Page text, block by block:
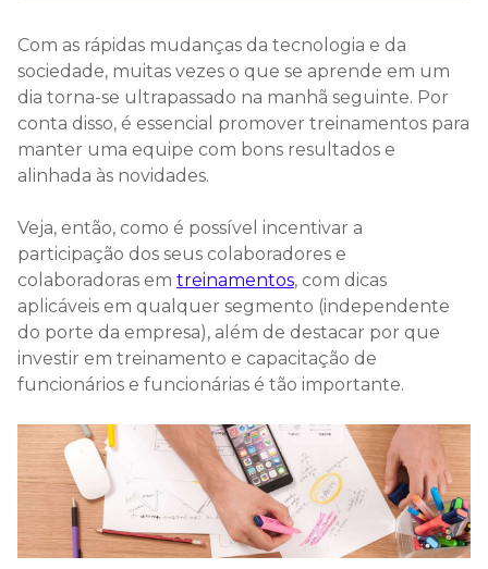
Com as rápidas mudanças da tecnologia e da
sociedade, muitas vezes o que se aprende em um
dia torna-se ultrapassado na manhã seguinte. Por
conta disso, é essencial promover treinamentos para
manter uma equipe com bons resultados e
alinhada às novidades.
Veja, então, como é possível incentivar a
participação dos seus colaboradores e
colaboradoras em treinamentos, com dicas
aplicáveis em qualquer segmento (independente
do porte da empresa), além de destacar por que
investir em treinamento e capacitação de
funcionários e funcionárias é tão importante.